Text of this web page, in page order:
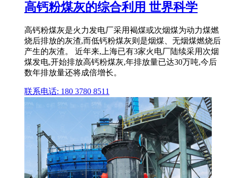
高钙粉煤灰的综合利用 世界科学
高钙粉煤灰是火力发电厂采用褐煤或次烟煤为动力煤燃
烧后排放的灰渣,而低钙粉煤灰则是烟煤、无烟煤燃烧后
产生的灰渣。 近年来,上海已有3家火电厂陆续采用次烟
煤发电,开始排放高钙粉煤灰,年排放量已达30万吨,今后
数年排放量还将成倍增长。
联系电话: 180 3780 8511